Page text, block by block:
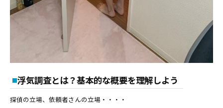
浮気調査とは？基本的な概要を理解しよう
探偵の立場、依頼者さんの立場・・・・